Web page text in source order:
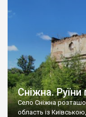
сіл. У селі є
Сніжна.
Село Сніжна
область із